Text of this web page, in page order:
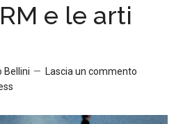
e le arti
Bellini
Lascia un commento